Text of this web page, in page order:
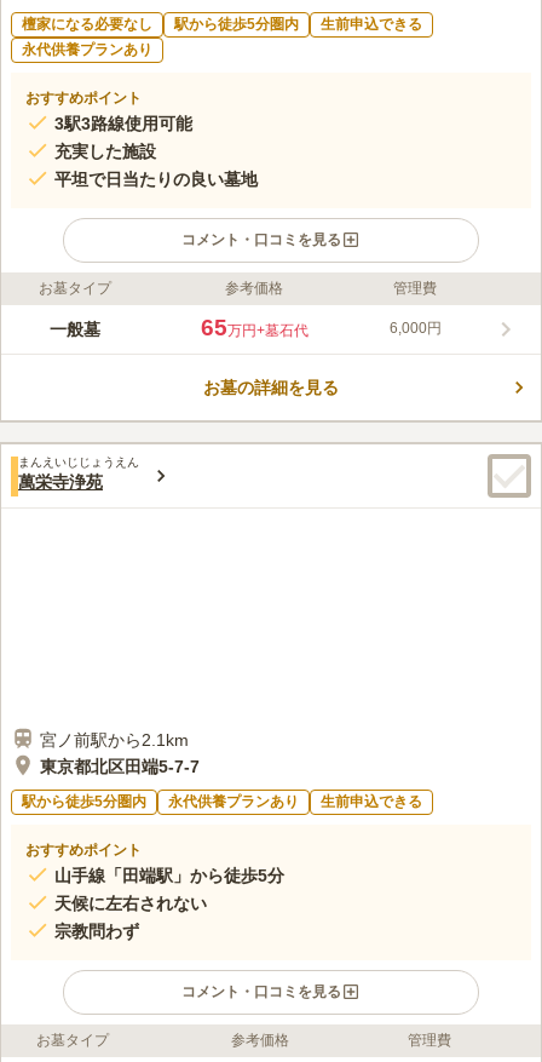
檀家になる必要なし 駅から徒歩5分圏内
生前申込できる
永代供養プランあり
おすすめポイント
3駅3路線使用可能
充実した施設
平坦で日当たりの良い墓地
コメント・口コミを見る
ライフドット編集部のコメント
慶長3年（1598年）の創建と伝えられている歴史ある寺院です。
潔感があり、日当たりもよく明るい雰囲気です。 慈眼寺には一
口コミ評価
この霊園はまだ誰からも評価されていません。
お墓タイプ 参考価格 管理費
一般墓 65万円+墓石代 6,000円
お墓の詳細を見る
まんえいじじょうえん
萬栄寺浄苑
宮ノ前駅から2.1km
東京都北区田端5-7-7
駅から徒歩5分圏内 永代供養プランあり 生前申込できる
おすすめポイント
山手線「田端駅」から徒歩5分
天候に左右されない
宗教問わず
コメント・口コミを見る
ライフドット編集部のコメント
お墓タイプ 参考価格 管理費